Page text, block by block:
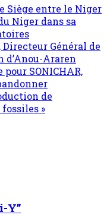
Siège entre le Niger
Niger dans sa
Général de
d’Anou-Araren
SONICHAR,
de
»